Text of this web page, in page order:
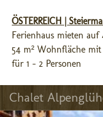
ÖSTERREICH |
Ferienhaus mieten auf
54 m² Wohnfläche
für 1 - 2 Personen
Chalet